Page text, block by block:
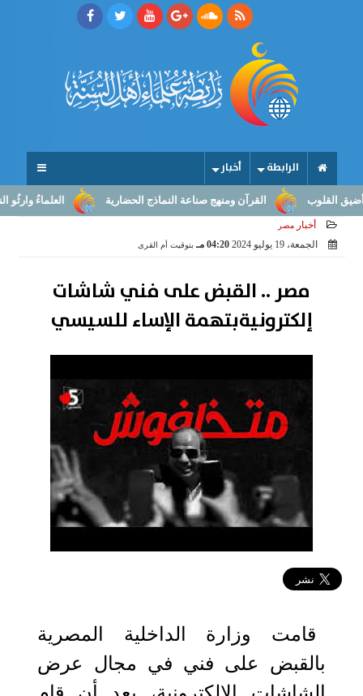
الرابطة أخبار
العلماءُ وارثُو القرآن ومنهج صناعة النماذج الحضارية
أخبار مصر
الجمعة، 19 يوليو 2024 04:20 مـ بتوقيت أم القرى
مصر .. القبض على فني شاشات
إلكترونيةبتهمة الإساء للسيسي
قامت وزارة الداخلية المصرية
بالقبض على فني في مجال عرض